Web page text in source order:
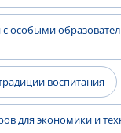
с особыми
воспитания
для экономики и